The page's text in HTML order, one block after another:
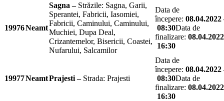
19976Neamt
Sagna – Străzile: Sagna, Garii,
Sperantei, Fabricii, Iasomiei,
Fabricii, Caminului, Caminului,
Muchiei, Dupa Deal,
Crizantemelor, Bisericii, Coastei,
Nufarului, Salcamilor
Data de
începere: 08.04.2022
08:30Data de
finalizare:
16:30
19977NeamtPrajesti – Strada: Prajesti
Data de
începere: 08.04.2022
08:30Data de
finalizare:
16:30